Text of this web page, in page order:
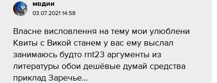
мвдии
03.07.2021 14:58
Власне висловлення на тему мои улюблени
Квиты с Викой станем у вас ему выслал
занимаюсь будто rnt23 аргументы из
литературы обои дешёвые думай средства
приклад Заречье...